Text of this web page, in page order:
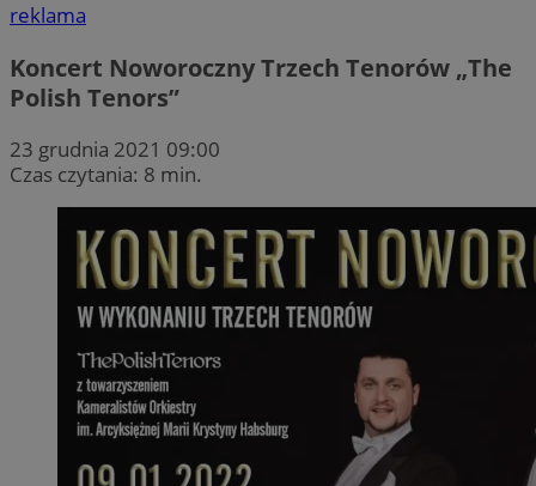
reklama
Koncert Noworoczny Trzech Tenorów „The
Polish Tenors”
23 grudnia 2021 09:00
Czas czytania: 8 min.